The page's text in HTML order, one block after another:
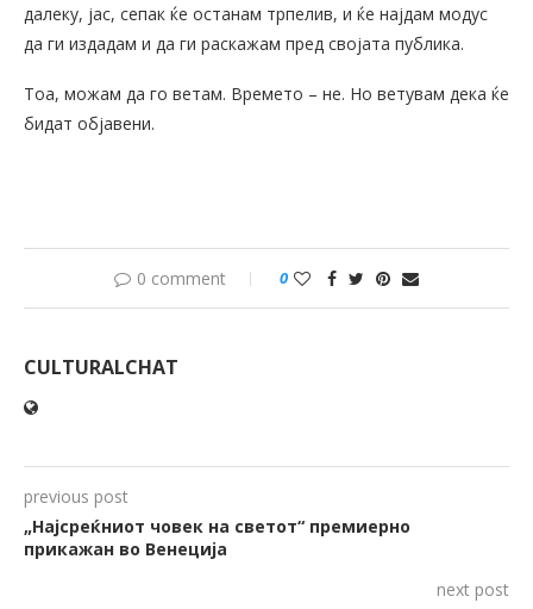
далеку, јас, сепак ќе останам трпелив, и ќе најдам модус
да ги издадам и да ги раскажам пред својата публика.
Тоа, можам да го ветам. Времето – не. Но ветувам дека ќе
бидат објавени.
0 comment 0
CULTURALCHAT
previous post
„Најсреќниот човек на светот“ премиерно
прикажан во Венеција
next post